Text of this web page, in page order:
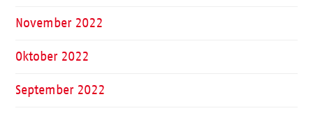
November 2022
Oktober 2022
September 2022